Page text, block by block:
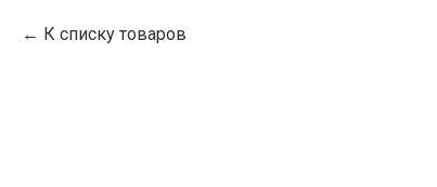
К списку товаров